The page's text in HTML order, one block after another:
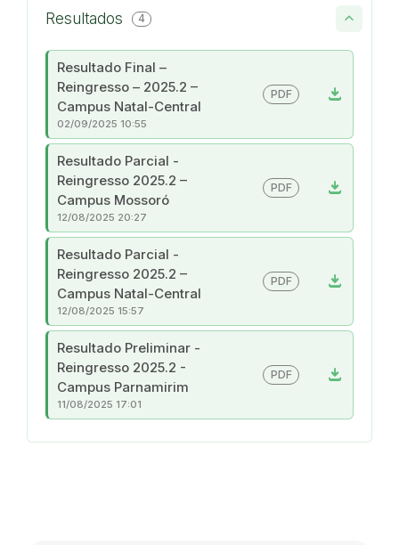
Resultados 4
Resultado Final –
Reingresso – 2025.2 –
Campus Natal-Central
download
PDF
02/09/2025 10:55
Resultado Parcial -
Reingresso 2025.2 –
Campus Mossoró
download
PDF
12/08/2025 20:27
Resultado Parcial -
Reingresso 2025.2 –
Campus Natal-Central
download
PDF
12/08/2025 15:57
Resultado Preliminar -
Reingresso 2025.2 -
Campus Parnamirim
download
PDF
11/08/2025 17:01